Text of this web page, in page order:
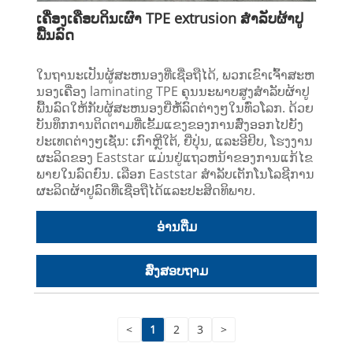
ເຄື່ອງເຄືອບດິນເຜົາ TPE extrusion ສໍາລັບຜ້າປູ
ພື້ນລົດ
ໃນຖານະເປັນຜູ້ສະຫນອງທີ່ເຊື່ອຖືໄດ້, ພວກເຂົາເຈົ້າສະຫ
ນອງເຄື່ອງ laminating TPE ຄຸນນະພາບສູງສໍາລັບຜ້າປູ
ພື້ນລົດໃຫ້ກັບຜູ້ສະຫນອງຍີ່ຫໍ້ລົດຕ່າງໆໃນທົ່ວໂລກ. ດ້ວຍ
ບັນທຶກການຕິດຕາມທີ່ເຂັ້ມແຂງຂອງການສົ່ງອອກໄປຍັງ
ປະເທດຕ່າງໆເຊັ່ນ: ເກົາຫຼີໃຕ້, ຍີ່ປຸ່ນ, ແລະອີຢິບ, ໂຮງງານ
ຜະລິດຂອງ Eaststar ແມ່ນຢູ່ແຖວຫນ້າຂອງການແກ້ໄຂ
ພາຍໃນລົດຍົນ. ເລືອກ Eaststar ສໍາລັບເຕັກໂນໂລຊີການ
ຜະລິດຜ້າປູລົດທີ່ເຊື່ອຖືໄດ້ແລະປະສິດທິພາບ.
ອ່ານ​ຕື່ມ
ສົ່ງສອບຖາມ
< 1 2 3 >